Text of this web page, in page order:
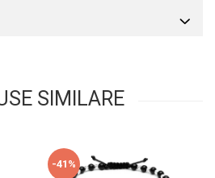
SIMILARE
-41%